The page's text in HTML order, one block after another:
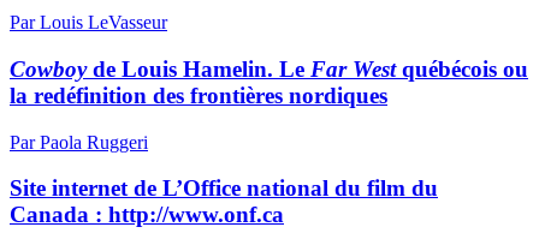
Par Louis LeVasseur
Cowboyde Louis Hamelin. Le Far Westquébécois ou
la redéfinition des frontières nordiques
Par Paola Ruggeri
Site internet de L’Office national du film du
Canada : http://www.onf.ca